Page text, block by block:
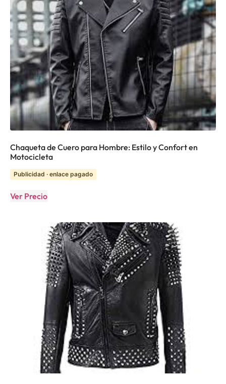
Chaqueta de Cuero para Hombre: Estilo y Confort en
Motocicleta
Publicidad · enlace pagado
Ver Precio